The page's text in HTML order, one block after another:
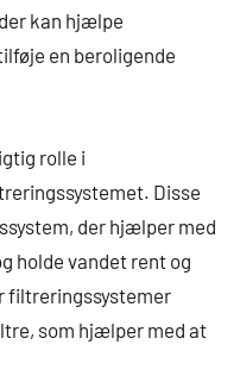
der kan hjælpe
en beroligende
rolle i
Disse
der hjælper med
holde vandet rent og
filtreringssystemer
som hjælper med at